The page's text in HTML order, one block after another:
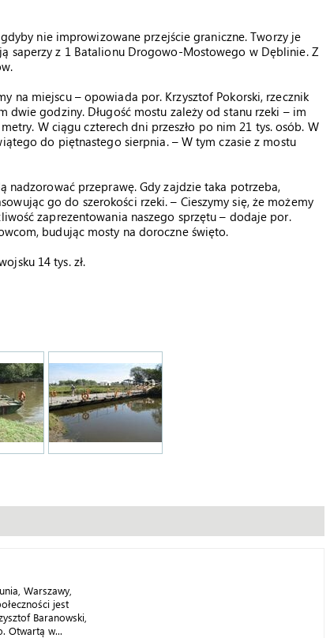
nie improwizowane przejście graniczne. Tworzy je
saperzy z 1 Batalionu Drogowo-Mostowego w Dęblinie. Z
na miejscu – opowiada por. Krzysztof Pokorski, rzecznik
dwie godziny. Długość mostu zależy od stanu rzeki – im
W ciągu czterech dni przeszło po nim 21 tys. osób. W
do piętnastego sierpnia. – W tym czasie z mostu
nadzorować przeprawę. Gdy zajdzie taka potrzeba,
go do szerokości rzeki. – Cieszymy się, że możemy
zaprezentowania naszego sprzętu – dodaje por.
budując mosty na doroczne święto.
14 tys. zł.
Warszawy,
jest
Baranowski,
Otwartą w...